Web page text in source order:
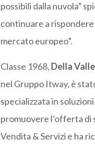
possibili dalla nuvola”
continuare a
mercato europeo”.
Classe 1968, Della Valle
nel Gruppo Itway, è
specializzata in
promuovere l’offerta di
Vendita & Servizi e ha